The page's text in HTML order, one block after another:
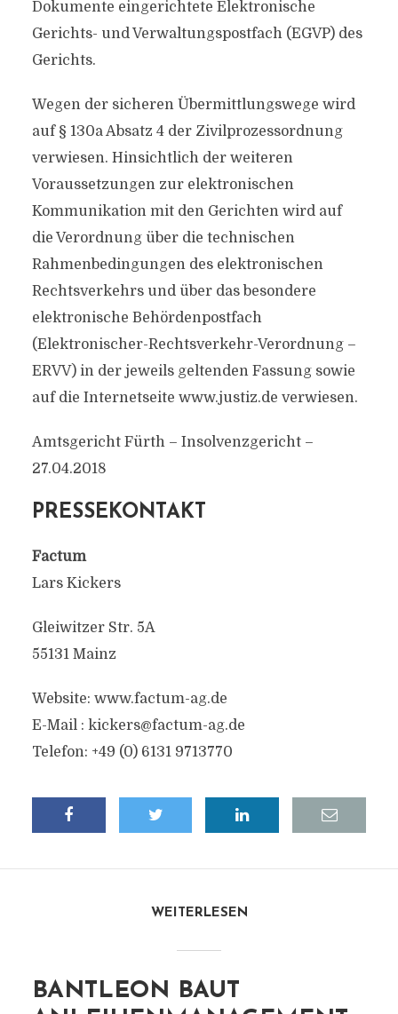
Dokumente eingerichtete Elektronische
Gerichts- und Verwaltungspostfach (EGVP) des
Gerichts.
Wegen der sicheren Übermittlungswege wird
auf § 130a Absatz 4 der Zivilprozessordnung
verwiesen. Hinsichtlich der weiteren
Voraussetzungen zur elektronischen
Kommunikation mit den Gerichten wird auf
die Verordnung über die technischen
Rahmenbedingungen des elektronischen
Rechtsverkehrs und über das besondere
elektronische Behördenpostfach
(Elektronischer-Rechtsverkehr-Verordnung –
ERVV) in der jeweils geltenden Fassung sowie
auf die Internetseite www.justiz.de verwiesen.
Amtsgericht Fürth – Insolvenzgericht –
27.04.2018
PRESSEKONTAKT
Factum
Lars Kickers
Gleiwitzer Str. 5A
55131 Mainz
Website: www.factum-ag.de
E-Mail : kickers@factum-ag.de
Telefon: +49 (0) 6131 9713770
WEITERLESEN
BANTLEON BAUT